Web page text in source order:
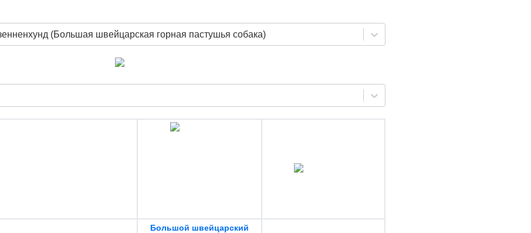
(Большая швейцарская горная пастушья собака)
Большой швейцарский